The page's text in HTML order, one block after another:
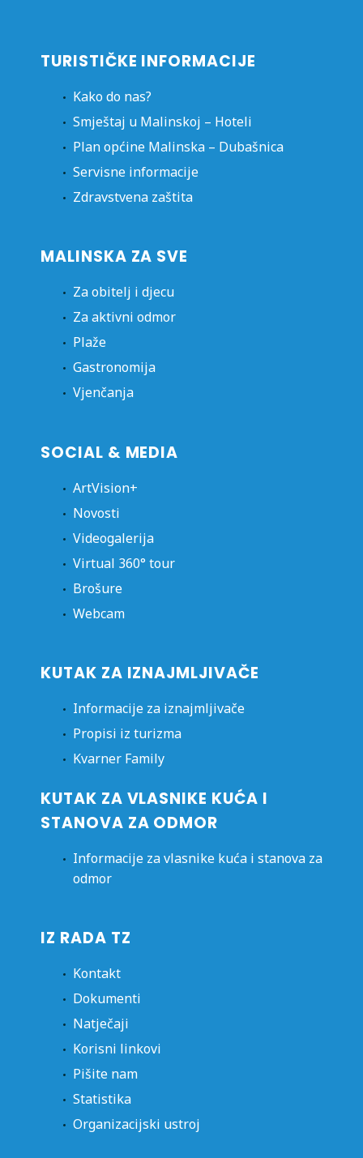
TURISTIČKE INFORMACIJE
Kako do nas?
Smještaj u Malinskoj – Hoteli
Plan općine Malinska – Dubašnica
Servisne informacije
Zdravstvena zaštita
MALINSKA ZA SVE
Za obitelj i djecu
Za aktivni odmor
Plaže
Gastronomija
Vjenčanja
SOCIAL & MEDIA
ArtVision+
Novosti
Videogalerija
Virtual 360° tour
Brošure
Webcam
KUTAK ZA IZNAJMLJIVAČE
Informacije za iznajmljivače
Propisi iz turizma
Kvarner Family
KUTAK ZA VLASNIKE KUĆA I
STANOVA ZA ODMOR
Informacije za vlasnike kuća i stanova za
odmor
IZ RADA TZ
Kontakt
Dokumenti
Natječaji
Korisni linkovi
Pišite nam
Statistika
Organizacijski ustroj